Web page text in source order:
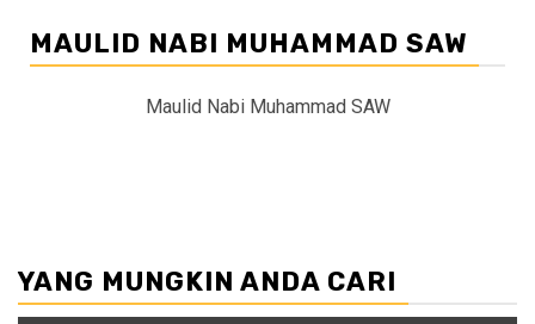
MAULID NABI MUHAMMAD SAW
Maulid Nabi Muhammad SAW
YANG MUNGKIN ANDA CARI